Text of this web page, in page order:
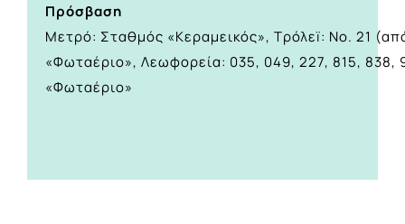
Πρόσβαση
Μετρό: Σταθμός «Κεραμεικός», Τρόλεï: No. 21
«Φωταέριο», Λεωφορεία: 035, 049, 227, 815, 838,
«Φωταέριο»